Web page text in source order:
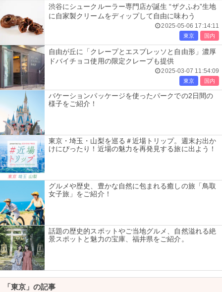
渋谷にシュークルーラー専門店が誕生 “ザクふわ”生地
に自家製クリームをディップして自由に味わう
2025-05-06 17:14:11
東京 国内
自由が丘に「クレープとエスプレッソと自由形」濃厚
ドバイチョコ使用の限定クレープも提供
2025-03-07 11:54:09
東京 国内
バケーションパッケージを使ったパークでの2日間の
様子をご紹介！
東京・埼玉・山梨を巡る＃近場トリップ。週末お出か
けにぴったり！近場の魅力を再発見する旅に出よう！
グルメや歴史、豊かな自然に包まれる癒しの旅「鳥取
女子旅」をご紹介！
話題の歴史的スポットやご当地グルメ、自然溢れる絶
景スポットと魅力の宝庫、福井県をご紹介。
「東京」の記事